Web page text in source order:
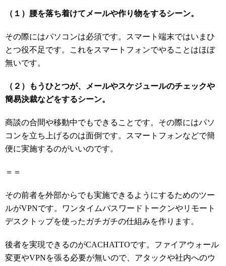
（１）腰を落ち着けてメールや作り物をするシーン。
その際にはパソコンは必須です。スマート端末ではいまひ
とつ役不足です。これをスマートフォンでやることはほぼ
無いです。
（２）もうひとつが、メールやスケジュールのチェックや
簡易決裁などをするシーン。
商談の合間や移動中でもできることです。その際にはパソ
コンを立ち上げるのは面倒です。スマートフォンなどで簡
便に実施するのがいいのです。
＝＝
その前者を外部からでも実施できるようにするためのツー
ルがVPNです。ワンタイムパスワードトークンやリモート
デスクトップを使ったガチガチの仕組みを作ります。
後者を実現できるのがCACHATTOです。ファイアウォール
変更やVPNを張る必要が無いので、アタックや社内へのウ